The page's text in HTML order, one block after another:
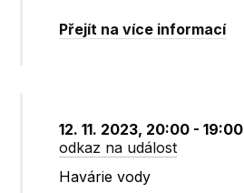
Přejít na více informací
12. 11. 2023, 20:00 - 19:00
odkaz na událost
Havárie vody